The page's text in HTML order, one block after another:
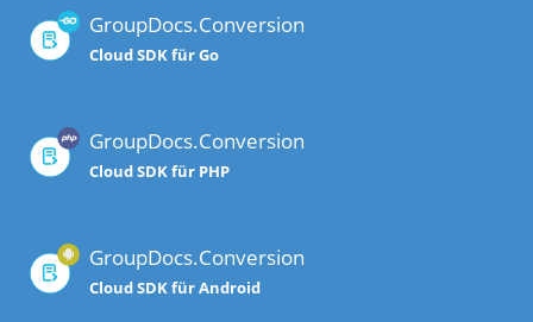
GroupDocs.Conversion
Cloud SDK für Go
GroupDocs.Conversion
Cloud SDK für PHP
GroupDocs.Conversion
Cloud SDK für Android